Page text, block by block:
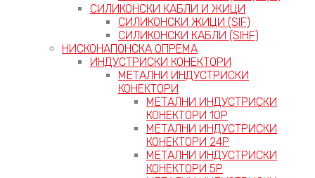
СИЛИКОНСКИ КАБЛИ И ЖИЦИ
СИЛИКОНСКИ ЖИЦИ (SIF)
СИЛИКОНСКИ КАБЛИ (SIHF)
НИСКОНАПОНСКА ОПРЕМА
ИНДУСТРИСКИ КОНЕКТОРИ
МЕТАЛНИ ИНДУСТРИСКИ
КОНЕКТОРИ
МЕТАЛНИ ИНДУСТРИСКИ
КОНЕКТОРИ 10P
МЕТАЛНИ ИНДУСТРИСКИ
КОНЕКТОРИ 24P
МЕТАЛНИ ИНДУСТРИСКИ
КОНЕКТОРИ 5P